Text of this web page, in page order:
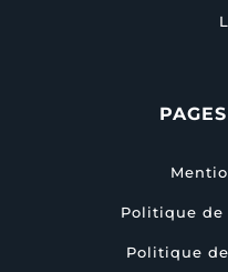
Politique de
Politique